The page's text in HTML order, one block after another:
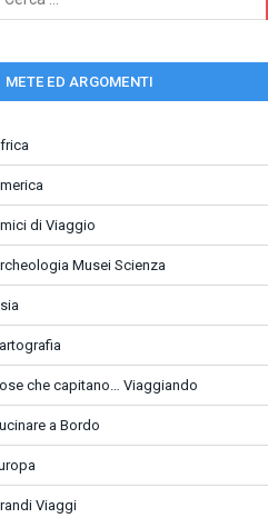
METE ED ARGOMENTI
di Viaggio
Musei Scienza
che capitano… Viaggiando
a Bordo
Viaggi